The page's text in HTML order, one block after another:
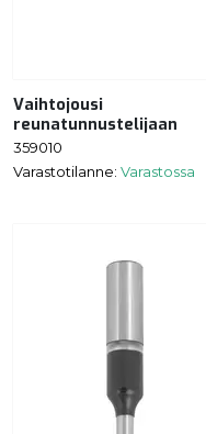
Vaihtojousi
reunatunnustelijaan
359010
Varastotilanne: Varastossa